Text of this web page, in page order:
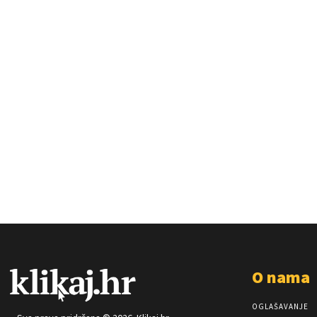
O nama
OGLAŠAVANJE